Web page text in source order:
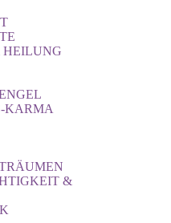
HEILUNG
KARMA
&